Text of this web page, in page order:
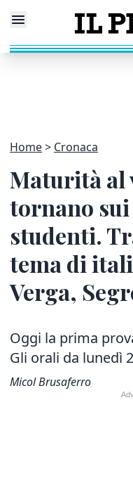
Home Cronaca
Maturità al
tornano sui
studenti.
tema di
Verga,
Oggi la prima
Gli orali da lunedì
Micol Brusaferro